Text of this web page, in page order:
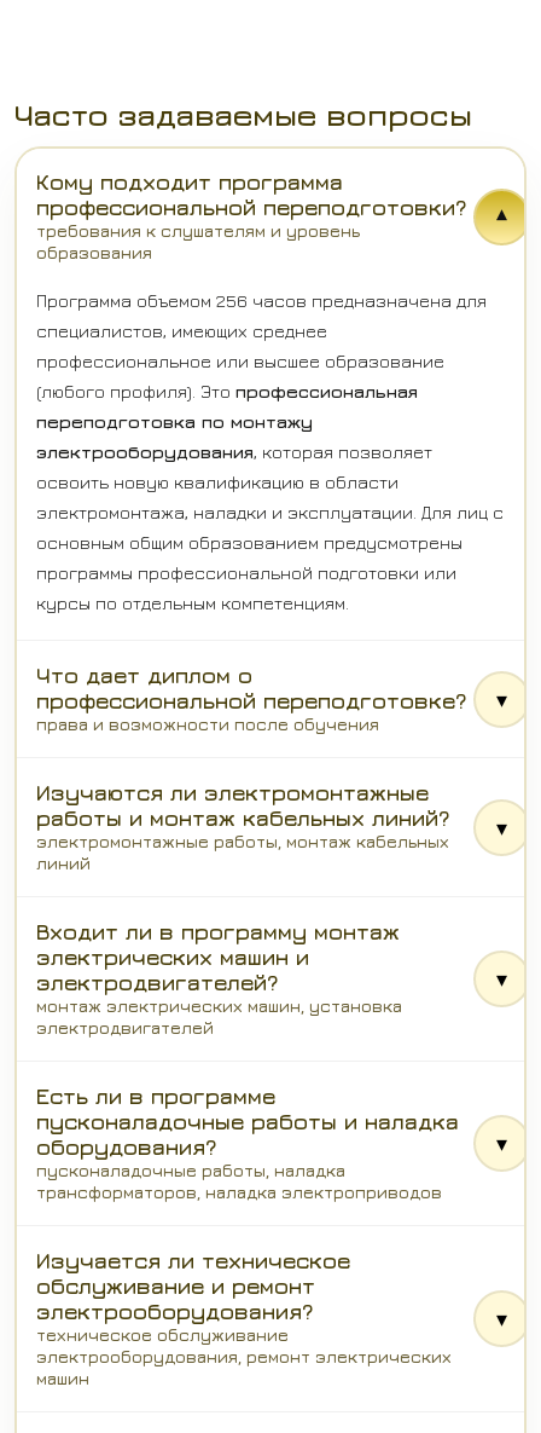
Часто задаваемые вопросы
Кому подходит программа
профессиональной переподготовки?
требования к слушателям и уровень
образования
▾
Программа объемом 256 часов предназначена для
специалистов, имеющих среднее
профессиональное или высшее образование
(любого профиля). Это профессиональная
переподготовка по монтажу
электрооборудования, которая позволяет
освоить новую квалификацию в области
электромонтажа, наладки и эксплуатации. Для лиц с
основным общим образованием предусмотрены
программы профессиональной подготовки или
курсы по отдельным компетенциям.
Что дает диплом о
профессиональной переподготовке?
права и возможности после обучения
▾
Изучаются ли электромонтажные
работы и монтаж кабельных линий?
электромонтажные работы, монтаж кабельных
линий
▾
Входит ли в программу монтаж
электрических машин и
электродвигателей?
монтаж электрических машин, установка
электродвигателей
▾
Есть ли в программе
пусконаладочные работы и наладка
оборудования?
пусконаладочные работы, наладка
трансформаторов, наладка электроприводов
▾
Изучается ли техническое
обслуживание и ремонт
электрооборудования?
техническое обслуживание
электрооборудования, ремонт электрических
машин
▾